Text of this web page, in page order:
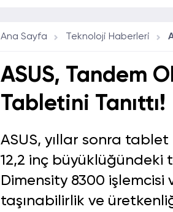
Ana Sayfa Teknoloji Haberleri
ASUS, Tandem
Tabletini Tanıttı!
ASUS, yıllar sonra
12,2 inç büyüklüğündeki
Dimensity 8300 işlemcisi
taşınabilirlik ve